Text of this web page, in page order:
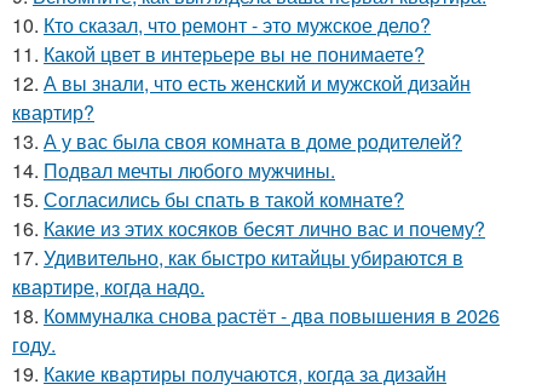
10. Кто сказал, что ремонт - это мужское дело?
11. Какой цвет в интерьере вы не понимаете?
12. А вы знали, что есть женский и мужской дизайн
квартир?
13. А у вас была своя комната в доме родителей?
14. Подвал мечты любого мужчины.
15. Согласились бы спать в такой комнате?
16. Какие из этих косяков бесят лично вас и почему?
17. Удивительно, как быстро китайцы убираются в
квартире, когда надо.
18. Коммуналка снова растёт - два повышения в 2026
году.
19. Какие квартиры получаются, когда за дизайн